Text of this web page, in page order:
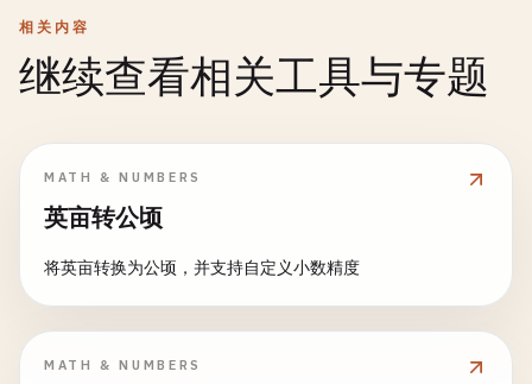
相关内容
继续查看相关工具与专题
MATH & NUMBERS
英亩转公顷
将英亩转换为公顷，并支持自定义小数精度
MATH & NUMBERS